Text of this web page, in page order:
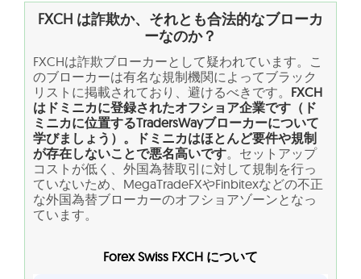
FXCH は詐欺か、それとも合法的なブローカ
ーなのか？
FXCHは詐欺ブローカーとして疑われています。こ
のブローカーは有名な規制機関によってブラック
リストに掲載されており、避けるべきです。 FXCH
はドミニカに登録されたオフショア企業です（ド
ミニカに位置するTradersWayブローカーについて
学びましょう）。ドミニカはほとんど要件や規制
が存在しないことで悪名高いです。セットアップ
コストが低く、外国為替取引に対して規制を行っ
ていないため、MegaTradeFXやFinbitexなどの不正
な外国為替ブローカーのオフショアゾーンとなっ
ています。
Forex Swiss FXCH について